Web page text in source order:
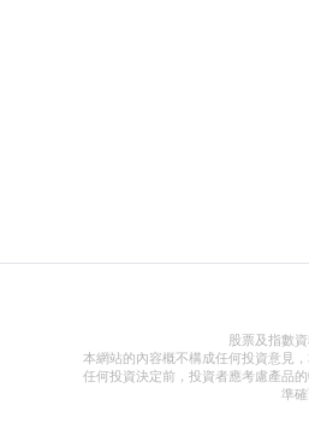
股票及指數
本網站的內容概不構成任何投資意見
任何投資決定前，投資者應考慮產品
準